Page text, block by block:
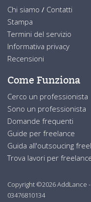
Chi siamo / Contatti
Stampa
Termini del servizio
Informativa privacy
Recensioni
Come Funziona
Cerco un professionista
Sono un professionista
Domande frequenti
Guide per freelance
Guida all'outsoucing
Trova lavori per
Copyright ©2026 AddLance
03476810134